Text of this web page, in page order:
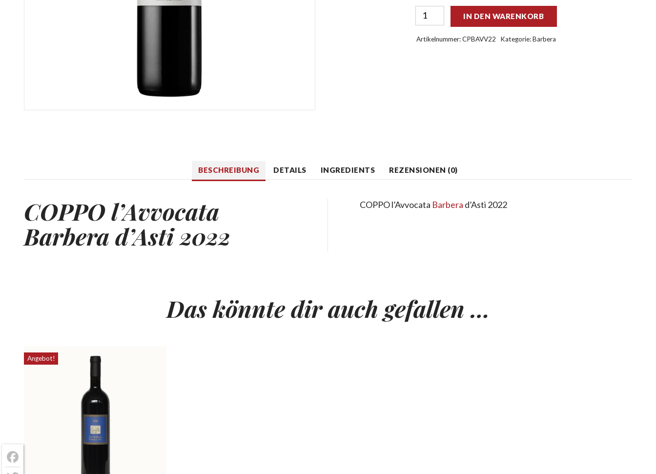
IN DEN WARENKORB
Artikelnummer:CPBAVV22 Kategorie:Barbera
BESCHREIBUNG DETAILS INGREDIENTS REZENSIONEN (0)
COPPOl’Avvocata
Barbera d’Asti 2022
COPPO l’Avvocata Barbera d’Asti 2022
Das könnte dir auch gefallen …
Angebot!
Facebook